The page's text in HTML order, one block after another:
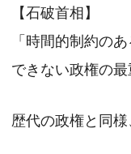
【石破首相】
「時間的制約の
できない政権の最
歴代の政権と同様